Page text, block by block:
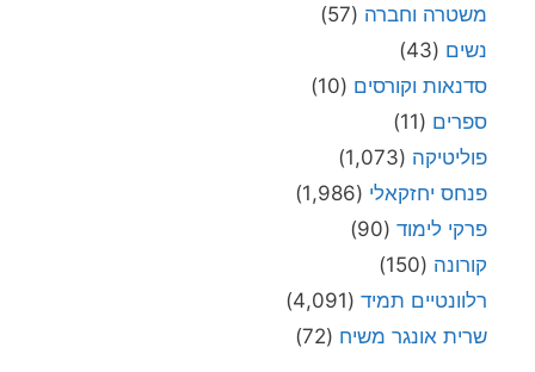
משטרה וחברה (57)
נשים (43)
סדנאות וקורסים (10)
ספרים (11)
פוליטיקה (1,073)
פנחס יחזקאלי (1,986)
פרקי לימוד (90)
קורונה (150)
רלוונטיים תמיד (4,091)
שרית אונגר משיח (72)